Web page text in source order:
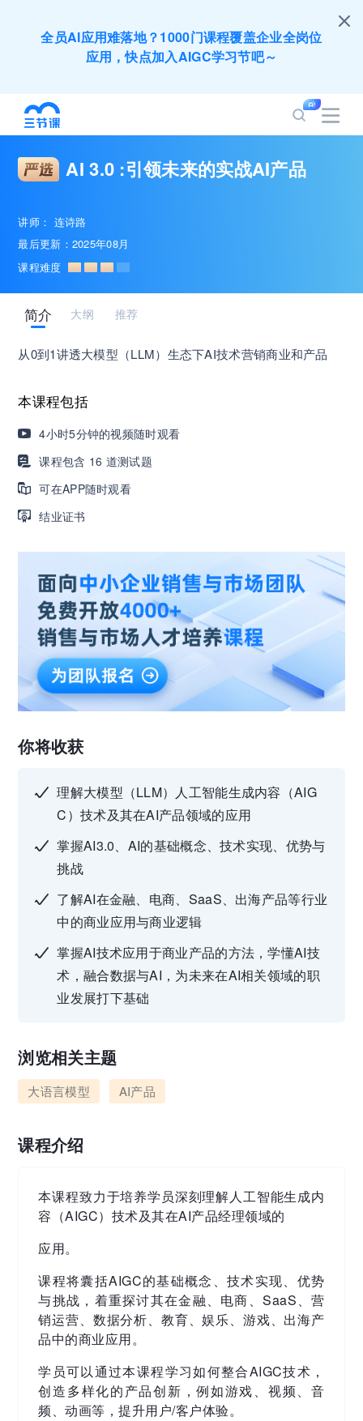
全员AI应用难落地？1000门课程覆盖企业全岗位
应用，快点加入AIGC学习节吧～
200+门DeepSeek应用课程免费体验，快带团队
培训人只给员工找学习资源，却忘记自己也要成长
出海业务到底要落地哪些国家才合适？国别文化与
扶持政策均在这里能找到
企业正处于快速成长期，但员工能力跟不上发展？
营销获客｜流量转化｜数据驱动｜销售赢单 4000
AI职场发展实战课：深度解读AI在不同职业场景下
成为行业AI人才！
三节课X工信部AI岗位能力认证 · 全国合伙人招
募！
AI 3.0 :引领未来的实战AI产品
讲师： 连诗路
最后更新：2025年08月
课程难度
简介 大纲 推荐
从0到1讲透大模型（LLM）生态下AI技术营销商业和产品
本课程包括
4小时5分钟的视频随时观看
课程包含 16 道测试题
可在APP随时观看
结业证书
你将收获
理解大模型（LLM）人工智能生成内容（AIG
C）技术及其在AI产品领域的应用
掌握AI3.0、AI的基础概念、技术实现、优势与
挑战
了解AI在金融、电商、SaaS、出海产品等行业
中的商业应用与商业逻辑
掌握AI技术应用于商业产品的方法，学懂AI技
术，融合数据与AI，为未来在AI相关领域的职
业发展打下基础
浏览相关主题
大语言模型 AI产品
课程介绍
本课程致⼒于培养学员深刻理解⼈⼯智能⽣成内
容（AIGC）技术及其在AI产品经理领域的
应⽤。
课程将囊括AIGC的基础概念、技术实现、优势
与挑战，着重探讨其在⾦融、电商、SaaS、营
销运营、数据分析、教育、娱乐、游戏、出海产
品中的商业应⽤。
学员可以通过本课程学习如何整合AIGC技术，
创造多样化的产品创新，例如游戏、视频、⾳
频、动画等，提升用户/客户体验。